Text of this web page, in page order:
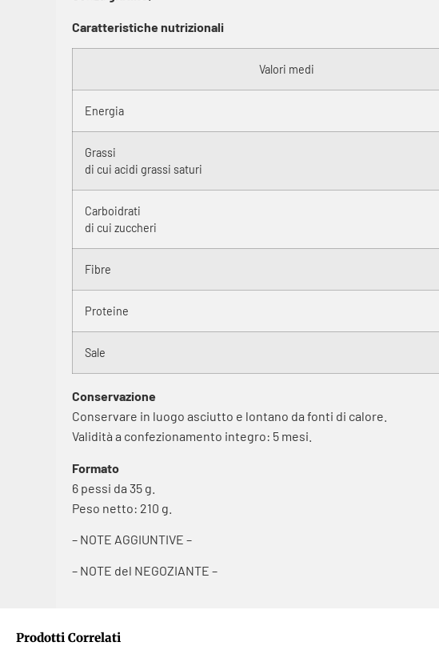
Caratteristiche nutrizionali
Valori medi
Energia
Grassi
di cui acidi grassi saturi
Carboidrati
di cui zuccheri
Fibre
Proteine
Sale
Conservazione
Conservare in luogo asciutto e lontano da fonti di calore.
Validità a confezionamento integro: 5 mesi.
Formato
6 pessi da 35 g.
Peso netto: 210 g.
– NOTE AGGIUNTIVE –
– NOTE del NEGOZIANTE –
Prodotti Correlati